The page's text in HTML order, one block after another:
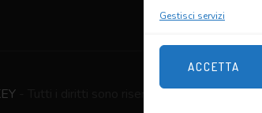
Gestisci servizi
ACCETTA
- Tutti i diritti sono riservati.